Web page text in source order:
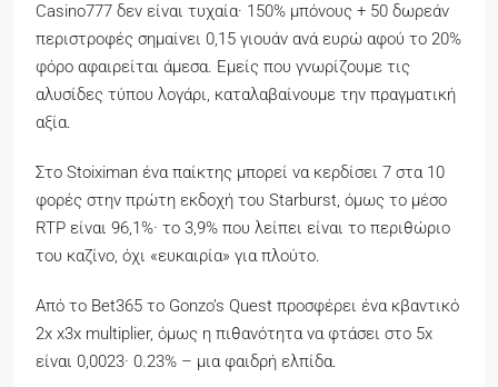
Casino777 δεν είναι τυχαία· 150% μπόνους + 50 δωρεάν
περιστροφές σημαίνει 0,15 γιουάν ανά ευρώ αφού το 20%
φόρο αφαιρείται άμεσα. Εμείς που γνωρίζουμε τις
αλυσίδες τύπου λογάρι, καταλαβαίνουμε την πραγματική
αξία.
Στο Stoiximan ένα παίκτης μπορεί να κερδίσει 7 στα 10
φορές στην πρώτη εκδοχή του Starburst, όμως το μέσο
RTP είναι 96,1%· το 3,9% που λείπει είναι το περιθώριο
του καζίνο, όχι «ευκαιρία» για πλούτο.
Από το Bet365 το Gonzo’s Quest προσφέρει ένα κβαντικό
2x x3x multiplier, όμως η πιθανότητα να φτάσει στο 5x
είναι 0,0023· 0.23% – μια φαιδρή ελπίδα.